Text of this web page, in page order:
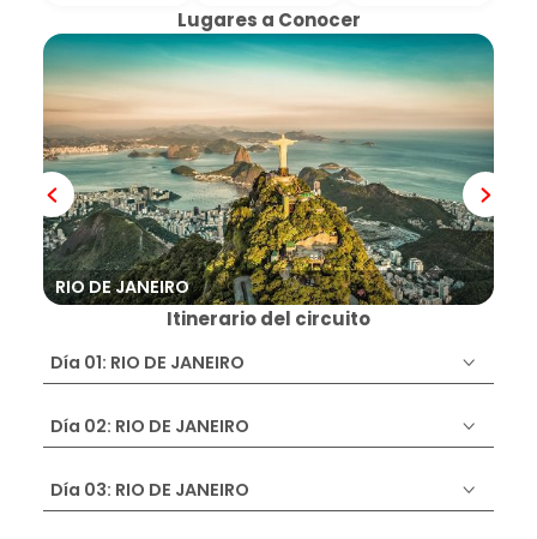
Lugares a Conocer
RIO DE JANEIRO
Itinerario del circuito
Día 01: RIO DE JANEIRO
Día 02: RIO DE JANEIRO
Día 03: RIO DE JANEIRO